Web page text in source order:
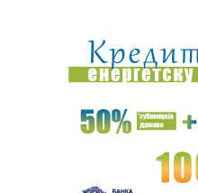
14:00:Opšta bolnica u
milijar...
14:00:Pozdrav novom
Svi ovo bacaju, a